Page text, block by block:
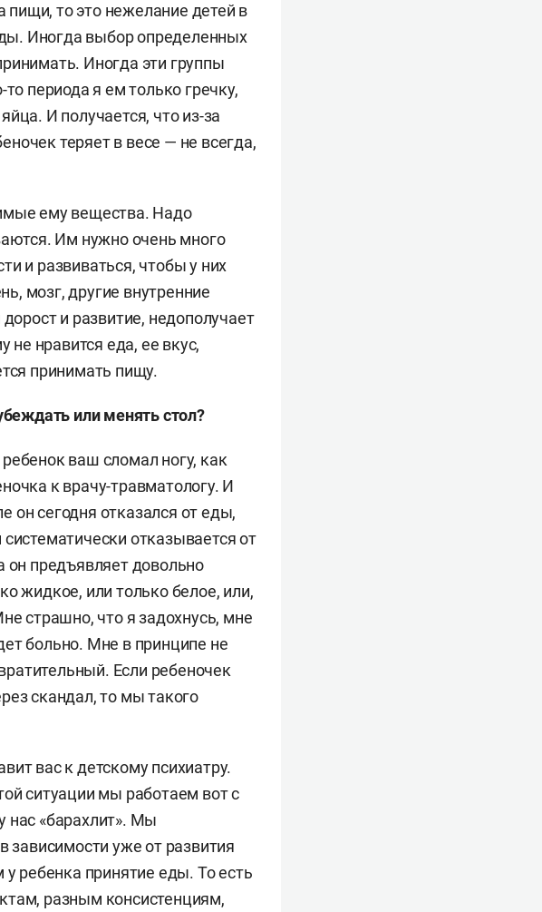
пищевого поведения —
необходимые для
пищевого поведения. На
в Москве и России в
и психотерапевтических
поведения.
академии AED (AED —
участие в ежегодных
по расстройствам пищевого
пищи, то это нежелание детей в
Иногда выбор определенных
Иногда эти группы
периода я ем только гречку,
И получается, что из-за
теряет в весе — не всегда,
ему вещества. Надо
Им нужно очень много
и развиваться, чтобы у них
мозг, другие внутренние
и развитие, недополучает
нравится еда, ее вкус,
принимать пищу.
или менять стол?
ваш сломал ногу, как
к врачу-травматологу. И
он сегодня отказался от еды,
отказывается от
он предъявляет довольно
жидкое, или только белое, или,
страшно, что я задохнусь, мне
больно. Мне в принципе не
Если ребеночек
скандал, то мы такого
вас к детскому психиатру.
ситуации мы работаем вот с
нас «барахлит». Мы
уже от развития
ребенка принятие еды. То есть
разным консистенциям,